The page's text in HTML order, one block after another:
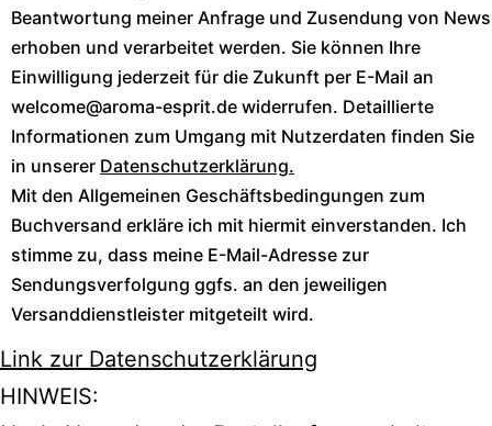
Beantwortung meiner Anfrage und Zusendung von News
erhoben und verarbeitet werden. Sie können Ihre
Einwilligung jederzeit für die Zukunft per E-Mail an
welcome@aroma-esprit.de widerrufen. Detaillierte
Informationen zum Umgang mit Nutzerdaten finden Sie
in unserer Datenschutzerklärung.
Mit den Allgemeinen Geschäftsbedingungen zum
Buchversand erkläre ich mit hiermit einverstanden. Ich
stimme zu, dass meine E-Mail-Adresse zur
Sendungsverfolgung ggfs. an den jeweiligen
Versanddienstleister mitgeteilt wird.
Link zur Datenschutzerklärung
HINWEIS: